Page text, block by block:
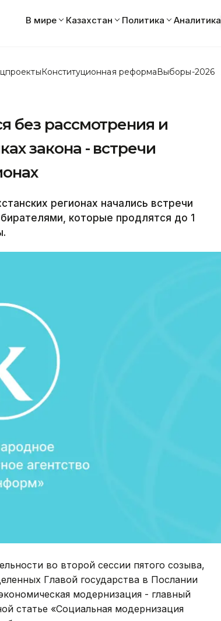
В мире Казахстан Политика Аналитика
Конституционная реформаВыборы-2026
без рассмотрения и
закона - встречи
регионах начались встречи
которые продлятся до 1
во второй сессии пятого созыва,
Главой государства в Послании
модернизация - главный
статье «Социальная модернизация